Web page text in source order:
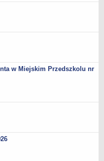
w Miejskim Przedszkolu nr